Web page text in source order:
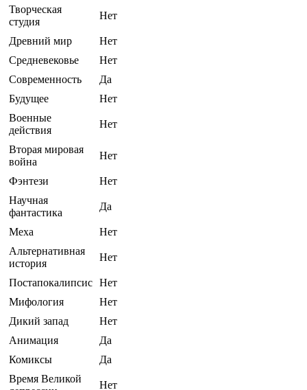
Творческая
студия
Нет
Древний мир
Нет
Средневековье
Нет
Современность
Да
Будущее
Нет
Военные
действия
Нет
Вторая мировая
война
Нет
Фэнтези
Нет
Научная
фантастика
Да
Меха
Нет
Альтернативная
история
Нет
Постапокалипсис Нет
Мифология
Нет
Дикий запад
Нет
Анимация
Да
Комиксы
Да
Время Великой
Нет